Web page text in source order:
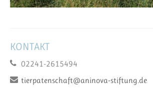
KONTAKT
02241-2615494
tierpatenschaft@aninova-stiftung.de